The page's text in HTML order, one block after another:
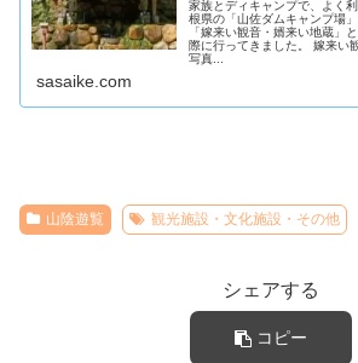
家族とディキャンプで、よく
根県の「山佐ダムキャンプ場
「嫁来い観音・婿来い地蔵」
際に行ってきました。 嫁来い
写真...
sasaike.com
山陰遊覧 観光施設・文化施設・その他
シェアする
コピー